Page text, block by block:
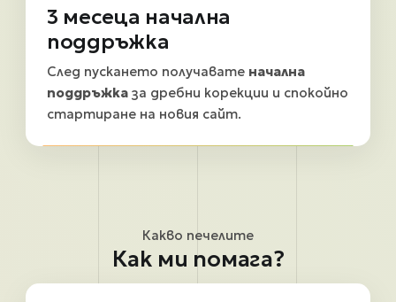
3 месеца начална
поддръжка
След пускането получавате начална
поддръжка за дребни корекции и спокойно
стартиране на новия сайт.
Какво печелите
Как ми помага?